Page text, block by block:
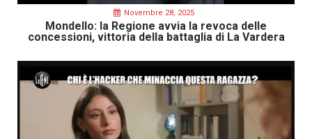
Novembre 28, 2025
Mondello: la Regione avvia la revoca delle
concessioni, vittoria della battaglia di La Vardera